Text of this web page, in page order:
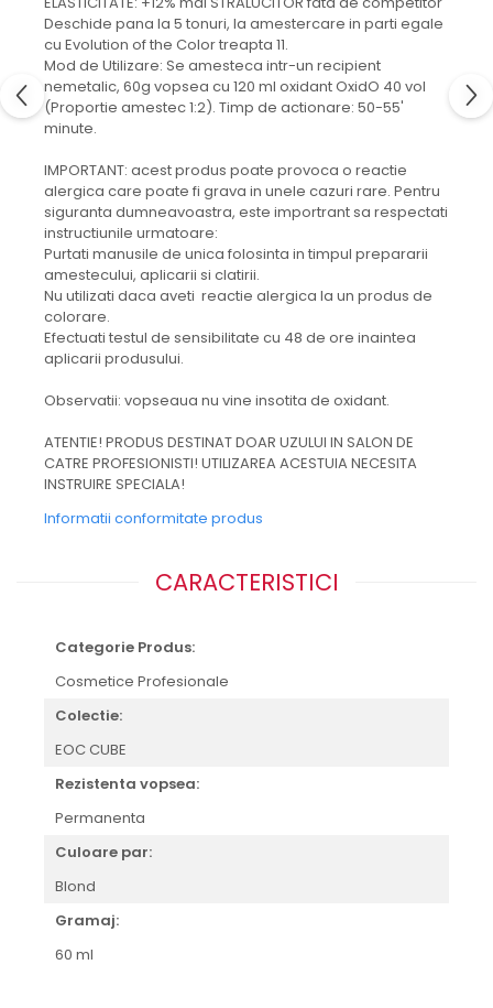
Deschide pana la 5 tonuri, la amestercare in parti egale
cu Evolution of the Color treapta 11.
Mod de Utilizare: Se amesteca intr-un recipient
nemetalic, 60g vopsea cu 120 ml oxidant OxidO 40 vol
(Proportie amestec 1:2). Timp de actionare: 50-55'
minute.
IMPORTANT: acest produs poate provoca o reactie
alergica care poate fi grava in unele cazuri rare. Pentru
siguranta dumneavoastra, este importrant sa respectati
instructiunile urmatoare:
Purtati manusile de unica folosinta in timpul prepararii
amestecului, aplicarii si clatirii.
Nu utilizati daca aveti reactie alergica la un produs de
colorare.
Efectuati testul de sensibilitate cu 48 de ore inaintea
aplicarii produsului.
Observatii: vopseaua nu vine insotita de oxidant.
ATENTIE! PRODUS DESTINAT DOAR UZULUI IN SALON DE
CATRE PROFESIONISTI! UTILIZAREA ACESTUIA NECESITA
INSTRUIRE SPECIALA!
Informatii conformitate produs
CARACTERISTICI
Categorie Produs:
Cosmetice Profesionale
Colectie:
EOC CUBE
Rezistenta vopsea:
Permanenta
Culoare par:
Blond
Gramaj:
60 ml